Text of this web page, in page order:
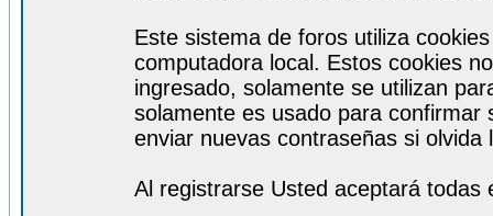
Este sistema de foros utiliza
computadora local. Estos cookies
ingresado, solamente se utilizan
solamente es usado para
enviar nuevas contraseñas si olvida
Al registrarse Usted aceptará todas